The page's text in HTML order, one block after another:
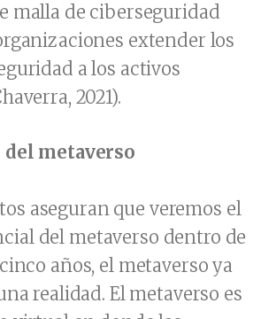
malla de ciberseguridad
extender los
a los activos
2021).
del metaverso
aseguran que veremos el
del metaverso dentro de
años, el metaverso ya
realidad. El metaverso es